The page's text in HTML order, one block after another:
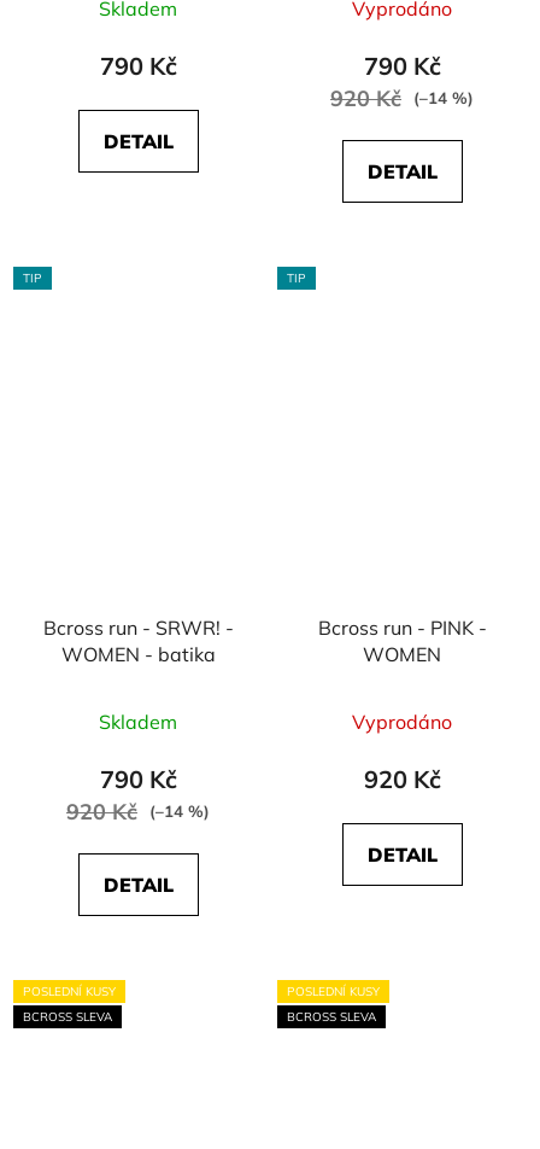
Skladem
790 Kč
DETAIL
Vyprodáno
790 Kč
920 Kč (–14 %)
DETAIL
TIP
Bcross run - SRWR! -
WOMEN - batika
Skladem
790 Kč
920 Kč (–14 %)
DETAIL
TIP
Bcross run - PINK -
WOMEN
Vyprodáno
920 Kč
DETAIL
POSLEDNÍ KUSY
BCROSS SLEVA
POSLEDNÍ KUSY
BCROSS SLEVA